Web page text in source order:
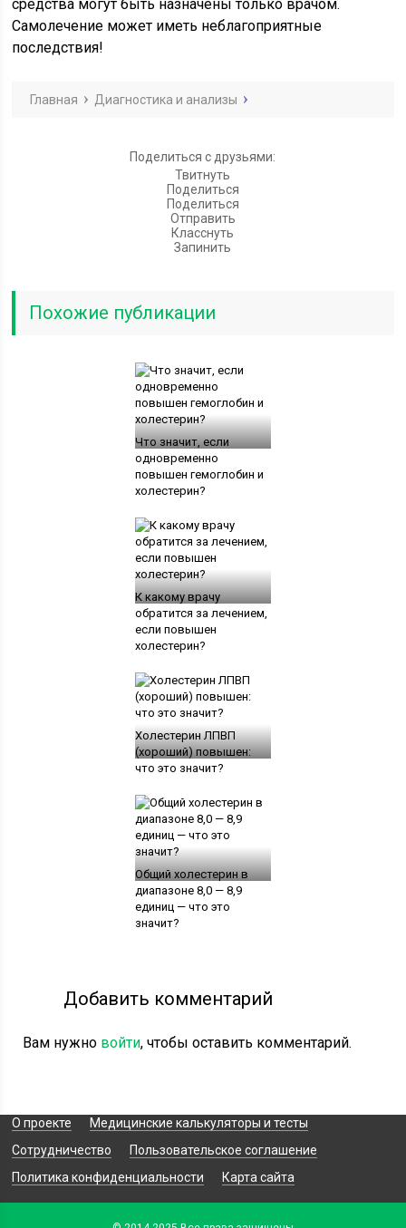
средства могут быть назначены только врачом.
Самолечение может иметь неблагоприятные
последствия!
Главная Диагностика и анализы
Поделиться с друзьями:
Твитнуть
Поделиться
Поделиться
Отправить
Класснуть
Запинить
Похожие публикации
Что значит, если
одновременно
повышен гемоглобин и
холестерин?
К какому врачу
обратится за лечением,
если повышен
холестерин?
Холестерин ЛПВП
(хороший) повышен:
что это значит?
Общий холестерин в
диапазоне 8,0 — 8,9
единиц — что это
значит?
Добавить комментарий
Вам нужно войти, чтобы оставить комментарий.
О проекте
Медицинские калькуляторы и тесты
Сотрудничество
Пользовательское соглашение
Политика конфиденциальности
Карта сайта